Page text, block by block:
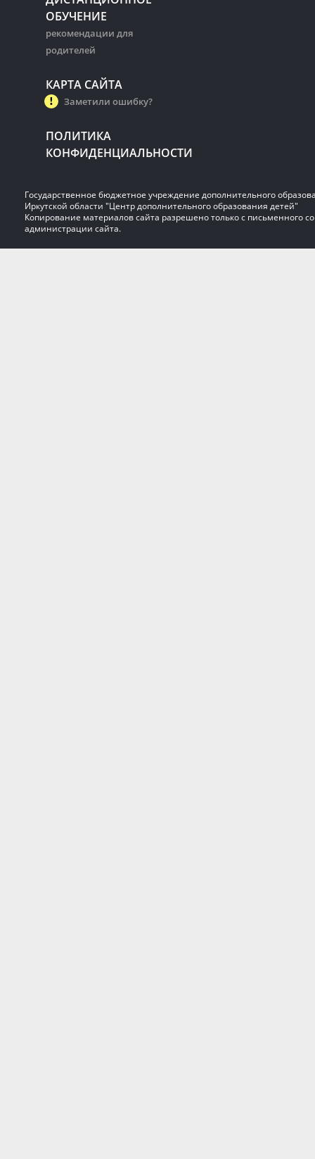
ОБУЧЕНИЕ
рекомендации для
родителей
КАРТА САЙТА
Заметили ошибку?
ПОЛИТИКА
КОНФИДЕНЦИАЛЬНОСТИ
Государственное бюджетное учреждение дополнительного
Иркутской области "Центр дополнительного образования детей"
Копирование материалов сайта разрешено только с письменного
администрации сайта.